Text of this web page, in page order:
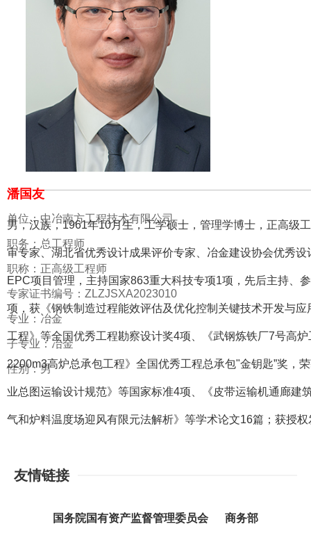
潘国友
单位：中冶南方工程技术有限公司
职务：总工程师
职称：正高级工程师
专家证书编号：ZLZJSXA2023010
专业：冶金
子专业：冶金
性别：男
男，汉族，1961年10月生，工学硕士，管理学博士，正高级
审专家、湖北省优秀设计成果评价专家、冶金建设协会优秀
EPC项目管理，主持国家863重大科技专项1项，先后主持、
项，获《钢铁制造过程能效评估及优化控制关键技术开发与
工程》等全国优秀工程勘察设计奖4项、《武钢炼铁厂7号高
2200m3高炉总承包工程》全国优秀工程总承包"金钥匙”奖，
业总图运输设计规范》等国家标准4项、《皮带运输机通廊
气和炉料温度场迎风有限元法解析》等学术论文16篇；获授
友情链接
国务院国有资产监督管理委员会 商务部